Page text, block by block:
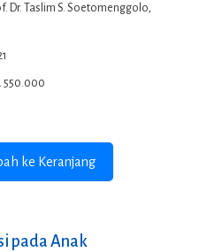
Dr. Taslim S. Soetomenggolo,
550.000
ke Keranjang
pada Anak